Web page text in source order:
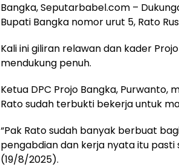
Bangka, Seputarbabel.com –
Bupati Bangka nomor urut 5, Rato
Kali ini giliran relawan dan kader
mendukung penuh.
Ketua DPC Projo Bangka,
Rato sudah terbukti bekerja untuk
“Pak Rato sudah banyak berbuat
pengabdian dan kerja nyata itu pasti
(19/8/2025).